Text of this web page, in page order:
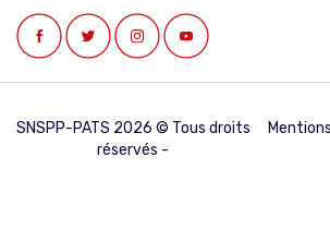
SNSPP-PATS 2026 © Tous droits
réservés -